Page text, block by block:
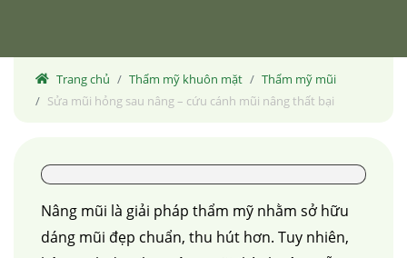
Trang chủ Thẩm mỹ khuôn mặt
Thẩm mỹ mũi
Sửa mũi hỏng sau nâng – cứu cánh mũi nâng thất bại
Nâng mũi là giải pháp thẩm mỹ nhằm sở hữu
dáng mũi đẹp chuẩn, thu hút hơn. Tuy nhiên,